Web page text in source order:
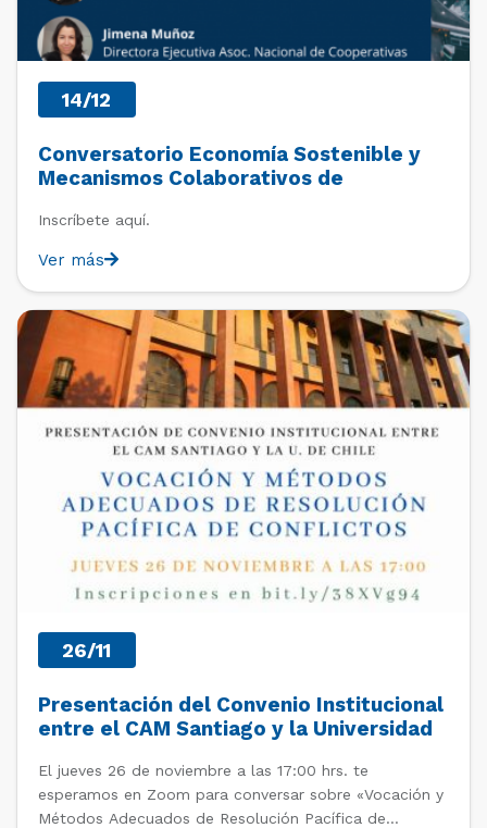
14/12
Conversatorio Economía Sostenible y
Mecanismos Colaborativos de
Inscríbete aquí.
Ver más
PAST EVENTS
26/11
Presentación del Convenio Institucional
entre el CAM Santiago y la Universidad
El jueves 26 de noviembre a las 17:00 hrs. te
esperamos en Zoom para conversar sobre «Vocación y
Métodos Adecuados de Resolución Pacífica de